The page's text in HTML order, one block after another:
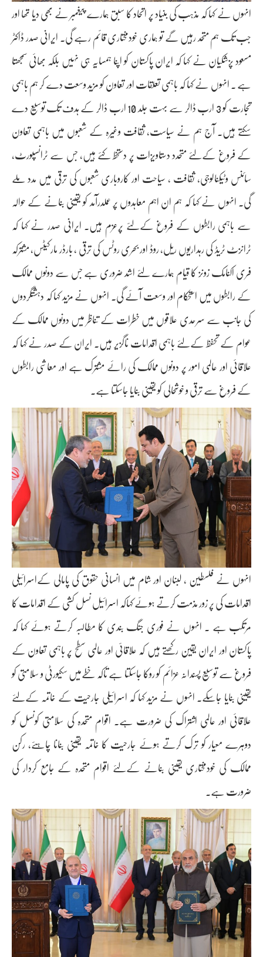
انہوں نے کہا کہ مذہب کی بنیاد پر اتحاد کا سبق ہمارے پیغمبر نے بھی دیا تھا اور
جب تک ہم متحد رہیں گے تو ہماری خودمختاری قائم رہے گی۔ ایرانی صدر ڈاکٹر
مسعود پزشکیان نے کہا کہ ایران پاکستان کو اپنا ہمسایہ ہی نہیں بلکہ بھائی سمجھتا
ہے ۔ انہوں نے کہا کہ باہمی تعلقات اور تعاون کو مزید وسعت دے کر ہم باہمی
تجارت کو 3 ارب ڈالر سے بہت جلد 10 ارب ڈالر کے ہدف تک توسیع دے
سکتے ہیں۔ آج ہم نے سیاست، ثقافت وغیرہ کے شعبوں میں باہمی تعاون
کے فروغ کےلئے متحدد دستاویزات پر دستخط کئے ہیں، جس سے ٹرانسپورٹ،
سائنس وٹیکنالوجی، ثقافت ، سیاحت اور کاروباری شعبوں کی ترقی میں مدد ملے
گی۔ انہوں نے کہا کہ ہم ان اہم معاہدوں پر عملدرآمد کو یقینی بنانے کے حوالہ
سے باہمی رابطوں کے فروغ کےلئے پرعزم ہیں۔ ایرانی صدر نے کہا کہ
ٹرانزٹ ٹریڈ کی رہداریوں ریل، روڈ اور بحری روٹس کی ترقی ، بارڈر مارکیٹس، مشترکہ
فری اکنامک زونز کا قیام ہمارے لئے اشد ضروری ہے جس سے دونوں ممالک
کے رابطوں میں استحکام اور وسعت آئے گی۔ انہوں نے مزید کہا کہ دہشتگردوں
کی جانب سے سرحدی علاقوں میں خطرات کے تناظر میں دونوں ممالک کے
عوام کے تحفظ کےلئے باہمی اقدامات ناگزیر ہیں۔ ایران کے صدر نے کہا کہ
علاقائی اور عالمی امور پر دونوں ممالک کی رائے مشترک ہے اور معاشی رابطوں
کے فروغ سے ترقی و خوشحالی کو یقینی بنایا جاسکتا ہے۔
انہوں نے فلسطین ، لبنان اور شام میں انسانی حقوق کی پامالی کےاسرائیلی
اقدامات کی پر زور مذمت کرتے ہوئے کہاکہ اسرائیل نسل کشی کے اقدامات کا
مرتکب ہے ۔ انہوں نے فوری جنگ بندی کا مطالبہ کرتے ہوئے کہا کہ
پاکستان اور ایران یقین رکھتے ہیں کہ علاقائی اور عالمی سطح پر باہمی تعاون کے
فروغ سے توسیع پسندانہ عزائم کو روکا جاسکتا ہے تاکہ خطےمیں سکیورٹی و سلامتی کو
یقینی بنایا جاسکے۔ انہوں نے مزید کہا کہ اسرائیلی جارحیت کے خاتمہ کےلئے
علاقائی اور عالمی اشتراک کی ضرورت ہے۔ اقوام متحدہ کی سلامتی کونسل کو
دوہرے معیار کو ترک کرتے ہوئے جارحیت کا خاتمہ یقینی بنانا چاہئے، رکن
ممالک کی خودمختاری یقینی بنانے کےلئے اقوام متحدہ کے جامع کردار کی
ضرورت ہے۔